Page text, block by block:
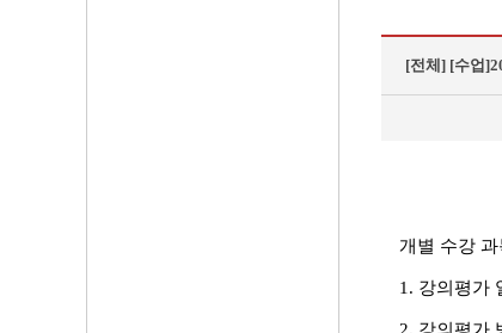
[전체] [수업
개별 수강
1. 강의평가